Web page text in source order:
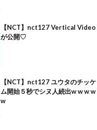
【NCT】nct127 Vertical Video
が公開♡
【NCT】nct127 ユウタのチッケ
ム開始５秒でシヌ人続出w w w w
w